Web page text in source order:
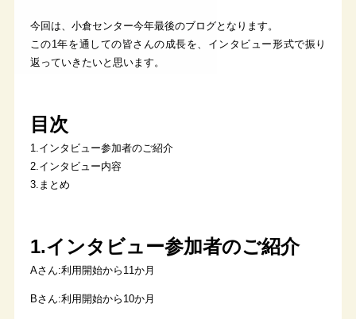
今回は、小倉センター今年最後のブログとなります。
この1年を通しての皆さんの成長を、インタビュー形式で振り
返っていきたいと思います。
目次
1.インタビュー参加者のご紹介
2.インタビュー内容
3.まとめ
1.インタビュー参加者のご紹介
Aさん:利用開始から11か月
Bさん:利用開始から10か月